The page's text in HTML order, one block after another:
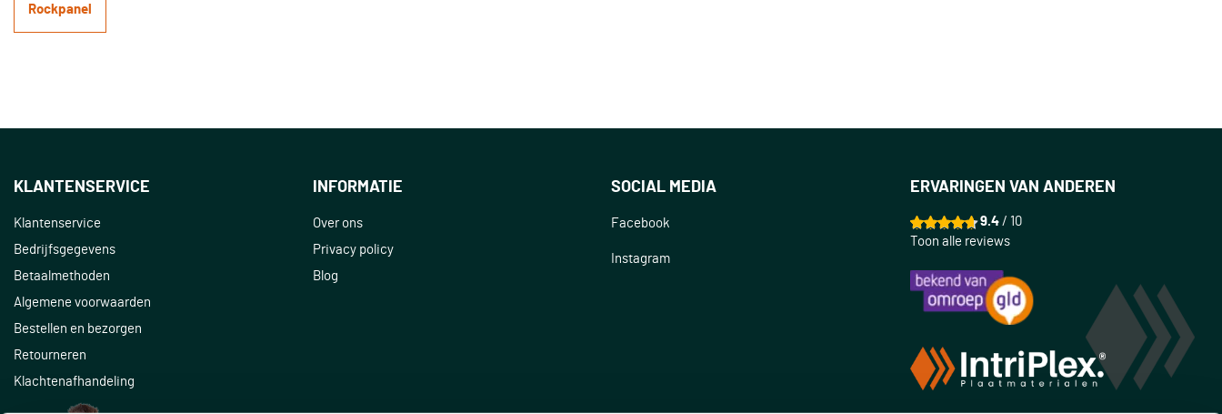
Rockpanel
KLANTENSERVICE
Klantenservice
Bedrijfsgegevens
Betaalmethoden
Algemene voorwaarden
Bestellen en bezorgen
Retourneren
Klachtenafhandeling
INFORMATIE
Over ons
Privacy policy
Blog
SOCIAL MEDIA
Facebook
Instagram
ERVARINGEN VAN ANDEREN
9.4 / 10
Toon alle reviews